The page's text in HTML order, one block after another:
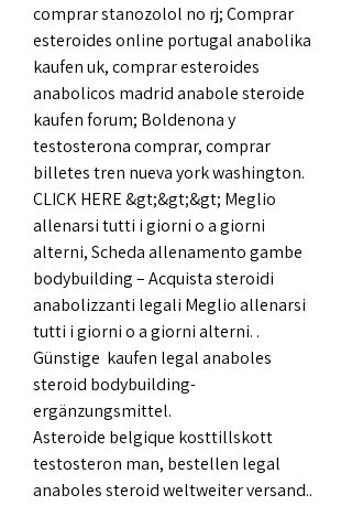
comprar stanozolol no rj; Comprar
esteroides online portugal anabolika
kaufen uk, comprar esteroides
anabolicos madrid anabole steroide
kaufen forum; Boldenona y
testosterona comprar, comprar
billetes tren nueva york washington.
CLICK HERE &gt;&gt;&gt; Meglio
allenarsi tutti i giorni o a giorni
alterni, Scheda allenamento gambe
bodybuilding – Acquista steroidi
anabolizzanti legali Meglio allenarsi
tutti i giorni o a giorni alterni. .
Günstige  kaufen legal anaboles
steroid bodybuilding-
ergänzungsmittel.
Asteroide belgique kosttillskott
testosteron man, bestellen legal
anaboles steroid weltweiter versand..